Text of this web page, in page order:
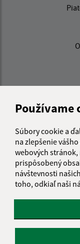
Používame
Súbory cookie a
na zlepšenie
webových stránok,
prispôsobený
návštevnosti
toho, odkiaľ naši